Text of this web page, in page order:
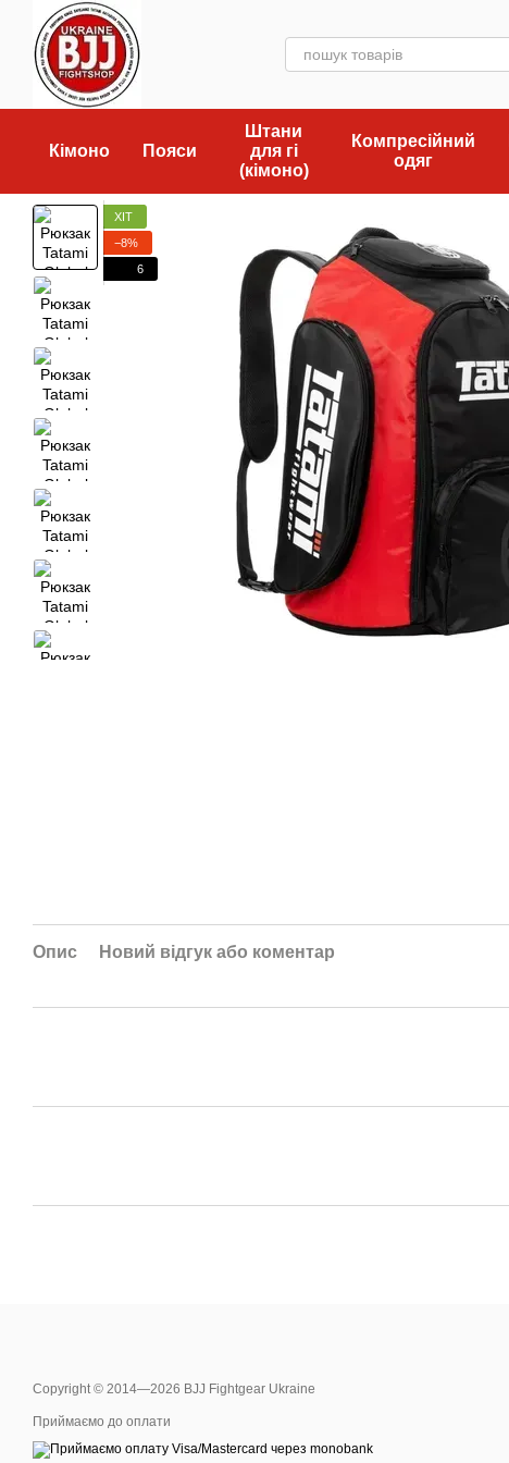
Перейти до основного контенту
Кімоно Пояси
Штани
для гі
(кімоно)
Компресійний
одяг
ХІТ
−8%
6
Опис Новий відгук або коментар
Copyright © 2014—2026 BJJ Fightgear Ukraine
Приймаємо до оплати